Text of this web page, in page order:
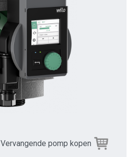
Vervangende pomp kopen